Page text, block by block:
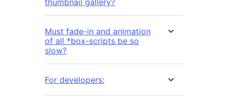
thumbnail gallery?
Must fade-in and animation
of all *box-scripts be so
slow?
For developers: